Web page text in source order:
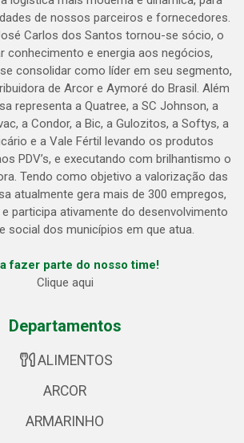
de nossos parceiros e fornecedores.
Carlos dos Santos tornou-se sócio, o
conhecimento e energia aos negócios,
consolidar como líder em seu segmento,
de Arcor e Aymoré do Brasil. Além
representa a Quatree, a SC Johnson, a
a Condor, a Bic, a Gulozitos, a Softys, a
e a Vale Fértil levando os produtos
PDV’s, e executando com brilhantismo o
Tendo como objetivo a valorização das
atualmente gera mais de 300 empregos,
participa ativamente do desenvolvimento
social dos municípios em que atua.
fazer parte do nosso time!
Clique aqui
Departamentos
ALIMENTOS
ARCOR
ARMARINHO